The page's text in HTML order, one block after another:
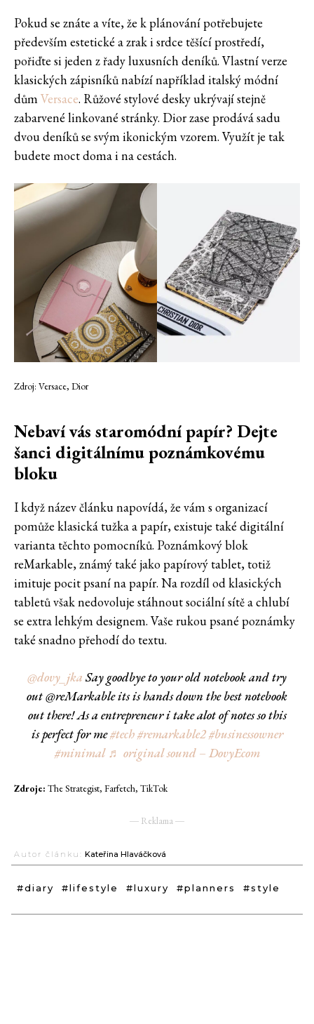
Pokud se znáte a víte, že k plánování potřebujete
především estetické a zrak i srdce těšící prostředí,
pořiďte si jeden z řady luxusních deníků. Vlastní verze
klasických zápisníků nabízí například italský módní
důmVersace. Růžové stylové desky ukrývají stejně
zabarvené linkované stránky. Dior zase prodává sadu
dvou deníků se svým ikonickým vzorem. Využít je tak
budete moct doma i na cestách.
Zdroj: Versace, Dior
Nebaví vás staromódní papír? Dejte
šanci digitálnímu poznámkovému
bloku
I když název článku napovídá, že vám s organizací
pomůže klasická tužka a papír, existuje také digitální
varianta těchto pomocníků. Poznámkový blok
reMarkable, známý také jako papírový tablet, totiž
imituje pocit psaní na papír. Na rozdíl od klasických
tabletů však nedovoluje stáhnout sociální sítě a chlubí
se extra lehkým designem. Vaše rukou psané poznámky
také snadno přehodí do textu.
@dovy_jkaSay goodbye to your old notebook and try
out @reMarkable its is hands down the best notebook
out there! As a entrepreneur i take alot of notes so this
is perfect for me#tech#remarkable2#businessowner
#minimal ♬ original sound – DovyEcom
Zdroje: The Strategist, Farfetch, TikTok
― Reklama ―
Autor článku: Kateřina Hlaváčková
#diary #lifestyle #luxury #planners #style